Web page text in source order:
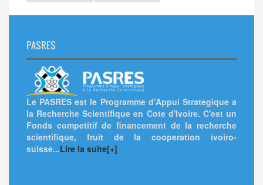
PASRES
Le PASRES est le Programme d'Appui Strategique a
la Recherche Scientifique en Cote d'Ivoire. C'est un
Fonds competitif de financement de la recherche
scientifique, fruit de la cooperation ivoiro-
suisse...Lire la suite[+]